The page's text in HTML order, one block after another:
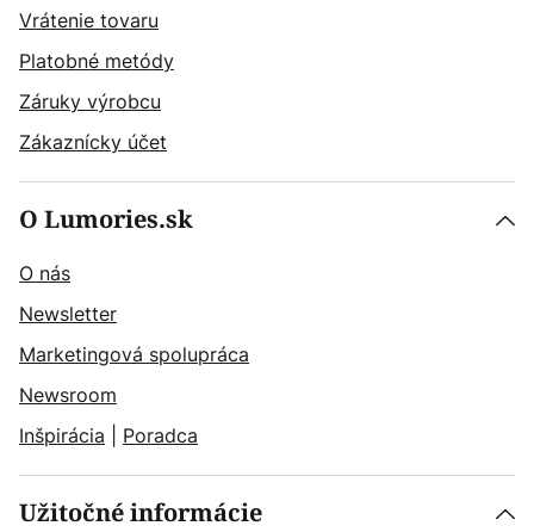
Vrátenie tovaru
Platobné metódy
Záruky výrobcu
Zákaznícky účet
O Lumories.sk
O nás
Newsletter
Marketingová spolupráca
Newsroom
Inšpirácia
Poradca
Užitočné informácie